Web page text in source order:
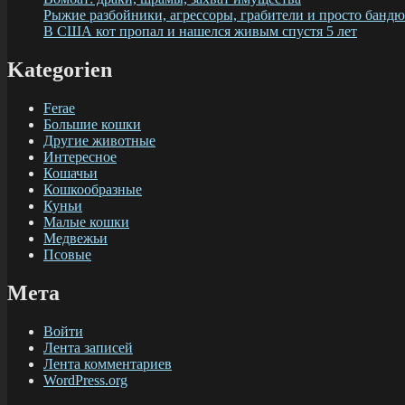
Рыжие разбойники, агрессоры, грабители и просто
В США кот пропал и нашелся живым спустя 5 лет
Kategorien
Ferae
Большие кошки
Другие животные
Интересное
Кошачьи
Кошкообразные
Куньи
Малые кошки
Медвежьи
Псовые
Мета
Войти
Лента записей
Лента комментариев
WordPress.org